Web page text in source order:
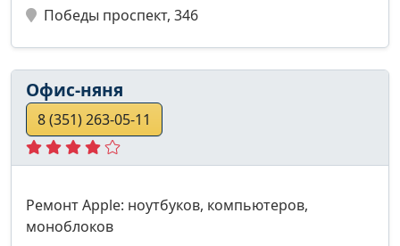
Победы проспект, 346
Офис-няня
8 (351) 263-05-11
Ремонт Apple: ноутбуков, компьютеров,
моноблоков